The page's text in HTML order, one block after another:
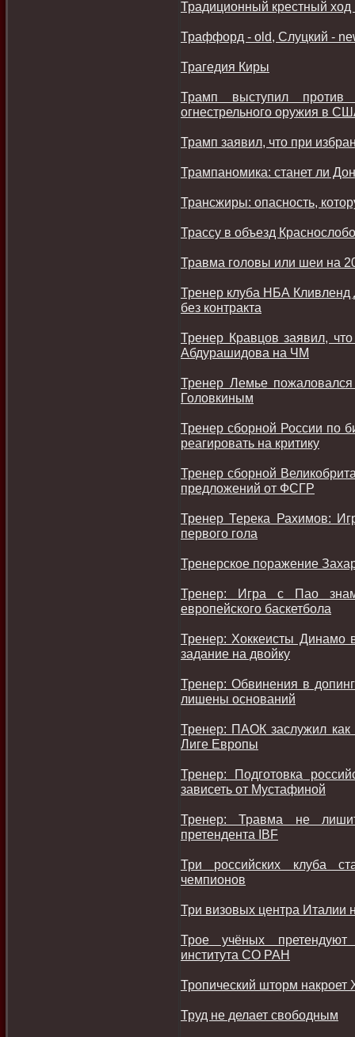
Традиционный крестный ход
Траффорд - old, Слуцкий -
Трагедия Киры
Трамп выступил против
огнестрельного оружия в
Трамп заявил, что при
Трампаномика: станет ли
Трансжиры: опасность,
Трассу в объезд
Травма головы или шеи на
Тренер клуба НБА Кливленд
без контракта
Тренер Кравцов заявил,
Абдурашидова на ЧМ
Тренер Лемье
Головкиным
Тренер сборной России по
реагировать на критику
Тренер сборной
предложений от ФСГР
Тренер Терека Рахимов:
первого гола
Тренерское поражение
Тренер: Игра с Пао
европейского баскетбола
Тренер: Хоккеисты Динамо
задание на двойку
Тренер: Обвинения в
лишены оснований
Тренер: ПАОК заслужил
Лиге Европы
Тренер: Подготовка
зависеть от Мустафиной
Тренер: Травма не
претендента IBF
Три российских клуба
чемпионов
Три визовых центра Италии
Трое учёных претендуют
института СО РАН
Тропический шторм накроет
Труд не делает свободным